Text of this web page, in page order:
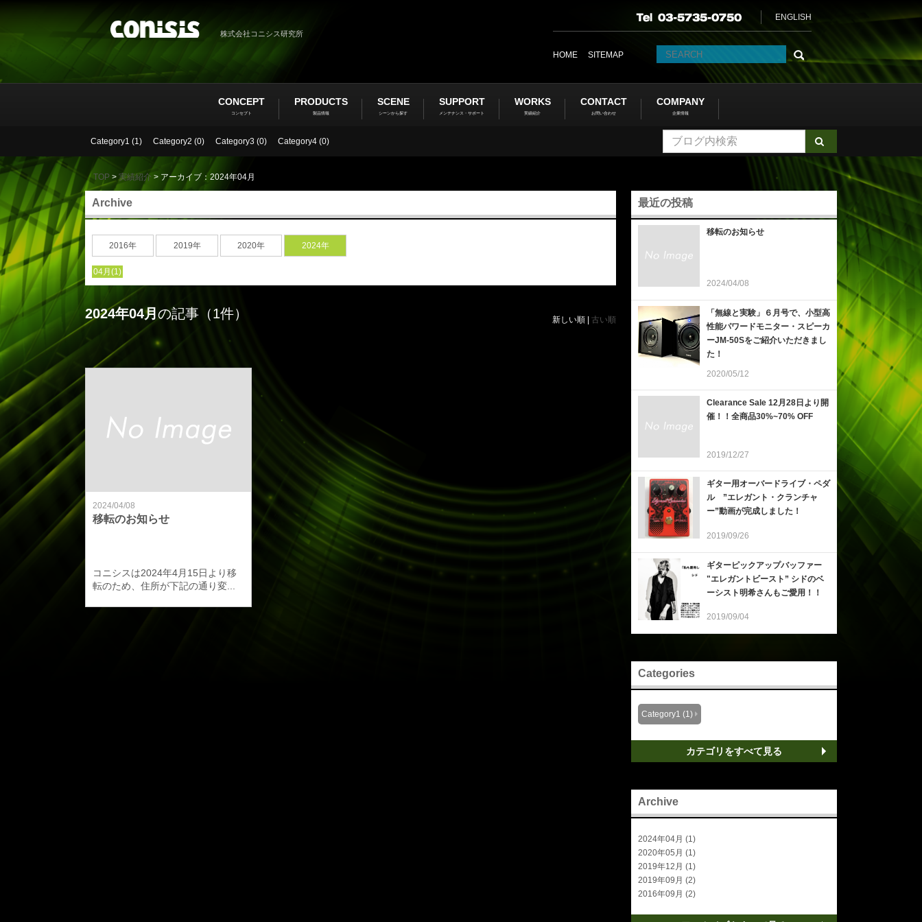
株式会社コニシス研究所
ENGLISH
HOME SITEMAP
CONCEPT
コンセプト
PRODUCTS
製品情報
SCENE
シーンから探す
SUPPORT
メンテナンス・サポート
WORKS
実績紹介
CONTACT
お問い合わせ
COMPANY
企業情報
Category1 (1) Category2 (0) Category3 (0) Category4 (0)
TOP> 実績紹介 > アーカイブ：2024年04月
Archive
2016年 2019年 2020年 2024年
04月(1)
2024年04月 の記事（1件） 新しい順 |古い順
2024/04/08
移転のお知らせ
コニシスは2024年4月15日より移
転のため、住所が下記の通り変...
最近の投稿
移転のお知らせ
2024/04/08
「無線と実験」６月号で、小型高
性能パワードモニター・スピーカ
ーJM-50Sをご紹介いただきまし
た！
2020/05/12
Clearance Sale 12月28日より開
催！！全商品30%~70% OFF
2019/12/27
ギター用オーバードライブ・ペダ
ル ”エレガント・クランチャ
ー”動画が完成しました！
2019/09/26
ギターピックアップバッファー
"エレガントビースト” シドのベ
ーシスト明希さんもご愛用！！
2019/09/04
Categories
Category1 (1)
カテゴリをすべて見る
Archive
2024年04月 (1)
2020年05月 (1)
2019年12月 (1)
2019年09月 (2)
2016年09月 (2)